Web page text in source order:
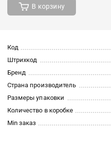
В корзину
Код
Штрихкод
Бренд
Страна производитель
Размеры упаковки
Количество в коробке
Min заказ